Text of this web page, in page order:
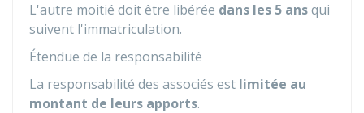
L'autre moitié doit être libérée dans les 5 ansqui
suivent l'immatriculation.
Étendue de la responsabilité
La responsabilité des associés est limitée au
montant de leurs apports.